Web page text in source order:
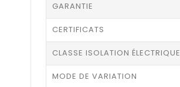
GARANTIE
CERTIFICATS
CLASSE ISOLATION ÉLECTRIQUE
MODE DE VARIATION